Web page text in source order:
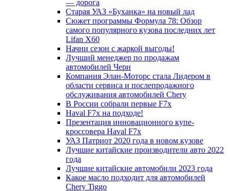
— дорога
Старая УАЗ «Буханка» на новый лад
Сюжет программы Формула 78: Обзор
самого популярного кузова последних лет
Lifan X60
Начни сезон с жаркой выгоды!
Лучший менеджер по продажам
автомобилей Чери
Компания Элан-Моторс стала Лидером в
области сервиса и послепродажного
обслуживания автомобилей Chery
В России собрали первые F7x
Haval F7x на подходе!
Презентация инновационного купе-
кроссовера Haval F7x
УАЗ Патриот 2020 года в новом кузове
Лучшие китайские производители авто 2022
года
Лучшие китайские автомобили 2023 года
Какое масло подходит для автомобилей
Chery Tiggo